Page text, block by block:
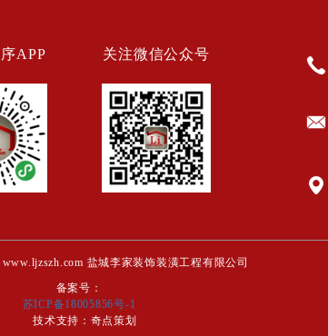
APP 关注微信公众号
盐城李家装饰装潢工程有限公司
备案号：
苏ICP备18005856号-1
技术支持： 奇点策划